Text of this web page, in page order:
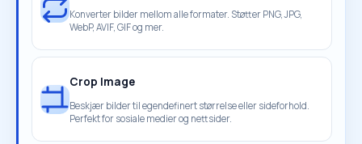
Konverter bilder mellom alle formater. Støtter PNG, JPG,
WebP, AVIF, GIF og mer.
Crop Image
Beskjær bilder til egendefinert størrelse eller sideforhold.
Perfekt for sosiale medier og nettsider.